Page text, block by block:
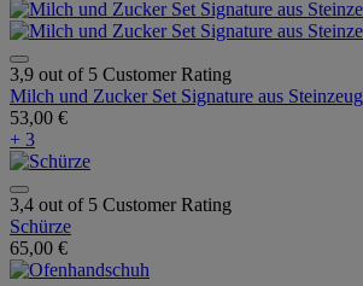
3,9 out of 5 Customer Rating
Milch und Zucker Set Signature aus Steinzeug
53,00 €
+ 3
3,4 out of 5 Customer Rating
Schürze
65,00 €